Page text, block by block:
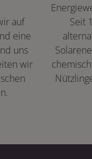
auf
eine
uns
wir
Seit